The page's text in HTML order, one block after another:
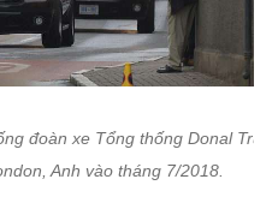
đoàn xe Tổng thống Donal
Anh vào tháng 7/2018.